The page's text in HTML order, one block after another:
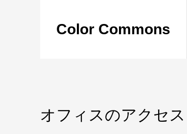
Color Commons
オフィスのアクセス